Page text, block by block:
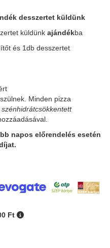
desszertet küldünk
küldünk ajándékba
és 1db desszertet
Minden pizza
napos előrendelés esetén
Ft